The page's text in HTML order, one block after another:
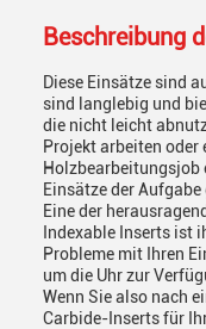
Beschreibung
Diese Einsätze sind
sind langlebig und
die nicht leicht
Projekt arbeiten oder
Holzbearbeitungsjob
Einsätze der Aufgabe
Eine der
Indexable Inserts ist
Probleme mit Ihren
um die Uhr zur
Wenn Sie also nach
Carbide-Inserts für